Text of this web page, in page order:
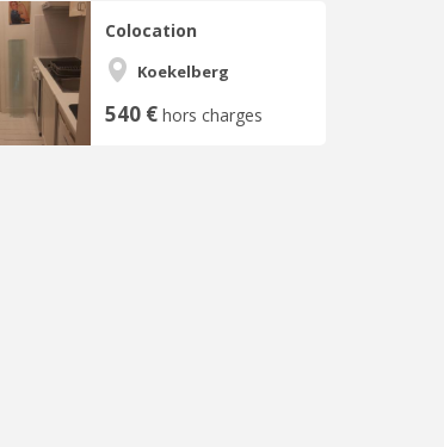
Colocation
Koekelberg
540 € hors charges